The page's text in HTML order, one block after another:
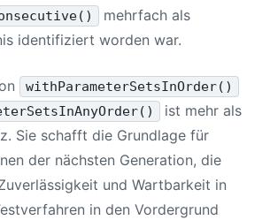
mehrfach als
identifiziert worden war.
withParameterSetsInOrder()
ist mehr als
Sie schafft die Grundlage für
der nächsten Generation, die
und Wartbarkeit in
in den Vordergrund